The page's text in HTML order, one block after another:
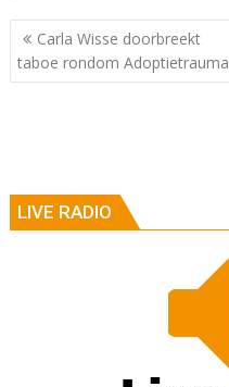
Berichtnavigatie
Carla Wisse doorbreekt
taboe rondom Adoptietrauma
LIVE RADIO